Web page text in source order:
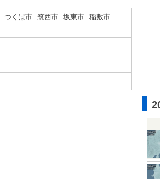
つくば市 筑西市 坂東市
稲敷市